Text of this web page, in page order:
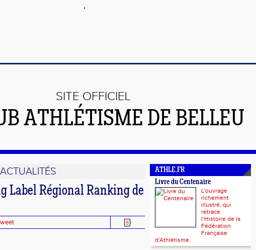
SITE OFFICIEL
ATHLÉTISME DE BELLEU
ACTUALITÉS
Label Régional Ranking de
ATHLE.FR
Livre du Centenaire
L'ouvrage
richement
illustré, qui
retrace
l’Histoire de la
Fédération
Française
d'Athlétisme.